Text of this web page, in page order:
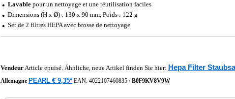
Lavable pour un nettoyage et une réutilisation faciles
Dimensions (H x Ø) : 130 x 90 mm, Poids : 122 g
Set de 2 filtres HEPA avec brosse de nettoyage
VendeurArticle epuisé. Ähnliche, neue Artikel finden Sie hier: Hepa Filter
Allemagne PEARL € 9,35* EAN: 4022107460835 /B0F9KV8V9W